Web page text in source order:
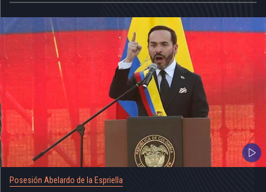
Posesión Abelardo de la Espriella